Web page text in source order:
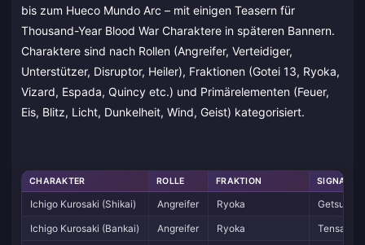
bis zum Hueco Mundo Arc – mit einigen Teasern für
Thousand-Year Blood War Charaktere in späteren Bannern.
Charaktere sind nach Rollen (Angreifer, Verteidiger,
Unterstützer, Disruptor, Heiler), Fraktionen (Gotei 13, Ryoka,
Vizard, Espada, Quincy etc.) und Primärelementen (Feuer,
Eis, Blitz, Licht, Dunkelheit, Wind, Geist) kategorisiert.
CHARAKTER ROLLE FRAKTION
Ichigo Kurosaki (Shikai) Angreifer Ryoka
Getsuga
Ichigo Kurosaki (Bankai)
Angreifer Ryoka
Tensa